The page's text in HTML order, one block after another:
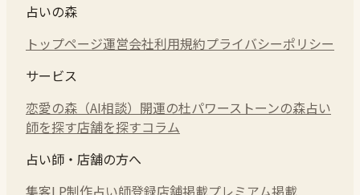
占いの森
トップページ運営会社利用規約プライバシーポリシー
サービス
恋愛の森（AI相談） 開運の杜パワーストーンの森占い
師を探す店舗を探すコラム
占い師・店舗の方へ
集客LP制作占い師登録店舗掲載プレミアム掲載